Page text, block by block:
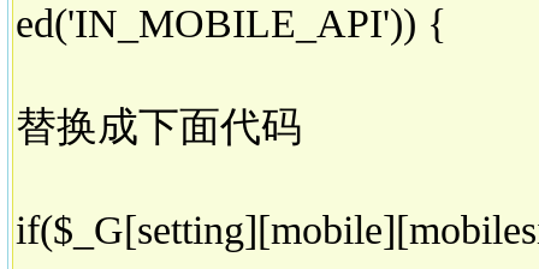
ed('IN_MOBILE_API')) {
替换成下面代码